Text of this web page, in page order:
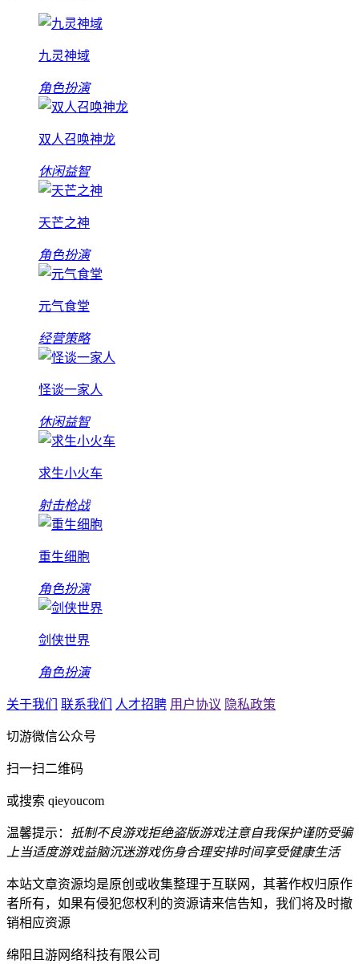
九灵神域
角色扮演
双人召唤神龙
休闲益智
天芒之神
角色扮演
元气食堂
经营策略
怪谈一家人
休闲益智
求生小火车
射击枪战
重生细胞
角色扮演
剑侠世界
角色扮演
关于我们 联系我们 人才招聘 用户协议 隐私政策
切游微信公众号
扫一扫二维码
或搜索 qieyoucom
温馨提示： 抵制不良游戏拒绝盗版游戏注意自我保护谨防受骗
上当适度游戏益脑沉迷游戏伤身合理安排时间享受健康生活
本站文章资源均是原创或收集整理于互联网，其著作权归原作
者所有，如果有侵犯您权利的资源请来信告知，我们将及时撤
销相应资源
绵阳且游网络科技有限公司